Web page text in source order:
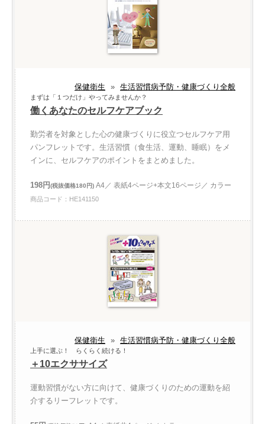
保健衛生 » 生活習慣病予防・健康づくり全般
まずは「１つだけ」やってみませんか？
働くあなたのセルフケアブック
勤労者を対象とした心の健康づくりに役立つセルフケア用
パンフレットです。生活習慣（食生活、運動、睡眠）をメ
インに、セルフケアのポイントをまとめました。
198円(税抜価格180円) A4／ 表紙4ページ+本文16ページ／ カラー
商品コード：HE141150
保健衛生 » 生活習慣病予防・健康づくり全般
上手に選ぶ！ らくらく続ける！
＋10エクササイズ
運動習慣がない方に向けて、健康づくりのための運動を紹
介するリーフレットです。